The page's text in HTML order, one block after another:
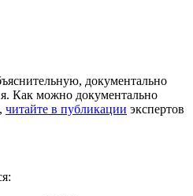
документально
Как можно документально
читайте в публикации экспертов